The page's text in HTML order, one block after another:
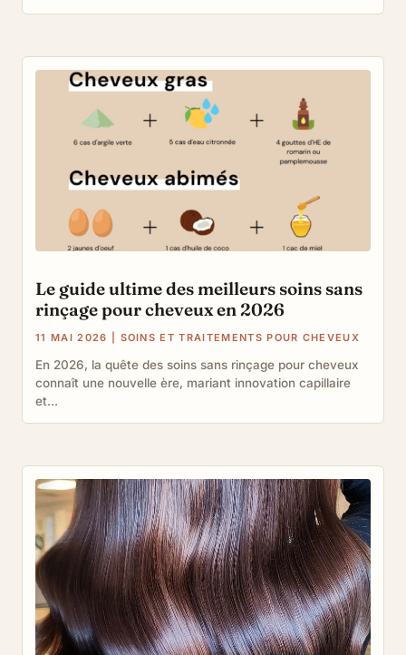
Le guide ultime des meilleurs soins sans
rinçage pour cheveux en 2026
11 MAI 2026 SOINS ET TRAITEMENTS POUR CHEVEUX
En 2026, la quête des soins sans rinçage pour cheveux
connaît une nouvelle ère, mariant innovation capillaire
et...